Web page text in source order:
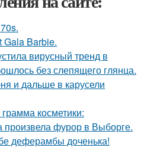
Gala Barbie.
вирусный тренд в
без слепящего глянца.
и дальше в карусели
косметики:
фурор в Выборге.
деферамбы доченька!